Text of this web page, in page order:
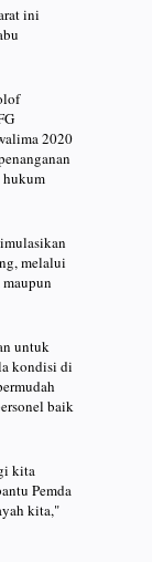
ini
2020
melalui
untuk
kondisi di
baik
kita
Pemda
kita,"